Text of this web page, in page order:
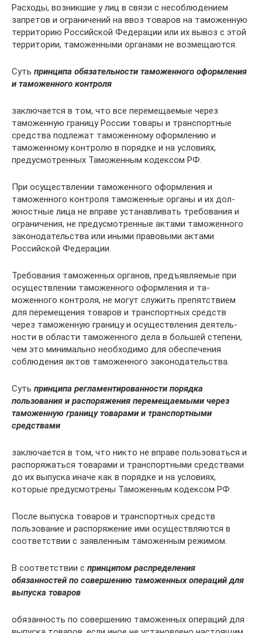
Расходы, возникшие у лиц в связи с несоблюдени­ем
запретов и ограничений на ввоз товаров на тамо­женную
территорию Российской Федерации или их вывоз с этой
территории, таможенными органами не возмещаются.
Суть принципа обязательности таможенного оформ­ления
и таможенного контроля
заключается в том, что все пе­ремещаемые через
таможенную границу России това­ры и транспортные
средства подлежат таможенному оформлению и
таможенному контролю в порядке и на условиях,
предусмотренных Таможенным кодексом РФ.
При осуществлении таможенного оформления и
таможенного контроля таможенные органы и их дол­
жностные лица не вправе устанавливать требования и
ограничения, не предусмотренные актами таможен­ного
законодательства или иными правовыми акта­ми
Российской Федерации.
Требования таможенных органов, предъявляемые при
осуществлении таможенного оформления и та­
моженного контроля, не могут служить препятстви­ем
для перемещения товаров и транспортных средств
через таможенную границу и осуществления деятель­
ности в области таможенного дела в большей степе­ни,
чем это минимально необходимо для обеспечения
соблюдения актов таможенного законодательства.
Суть принципа регламентированности порядка
пользования и распоряжения перемещаемыми че­рез
таможенную границу товарами и транспортны­ми
средствами
заключается в том, что ник­то не вправе пользоваться и
распоряжаться товара­ми и транспортными средствами
до их выпуска иначе как в порядке и на условиях,
которые предусмотре­ны Таможенным кодексом РФ.
После выпуска товаров и транспортных средств
пользование и распоряжение ими осуществляются в
соответствии с заявленным таможенным режимом.
В соответствии с принципом распределения
обязанностей по совер­шению таможенных операций для
выпуска товаров
обязанность по совершению таможенных операций для